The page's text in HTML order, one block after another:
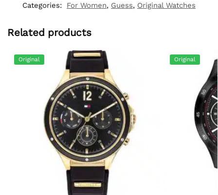
Categories:
For Women, Guess, Original Watches
Related products
Original Original